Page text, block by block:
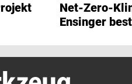
Net-Zero-
Ensinger